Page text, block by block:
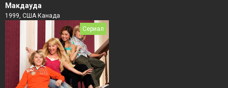
Макдауда
1999, США Канада
Сериал